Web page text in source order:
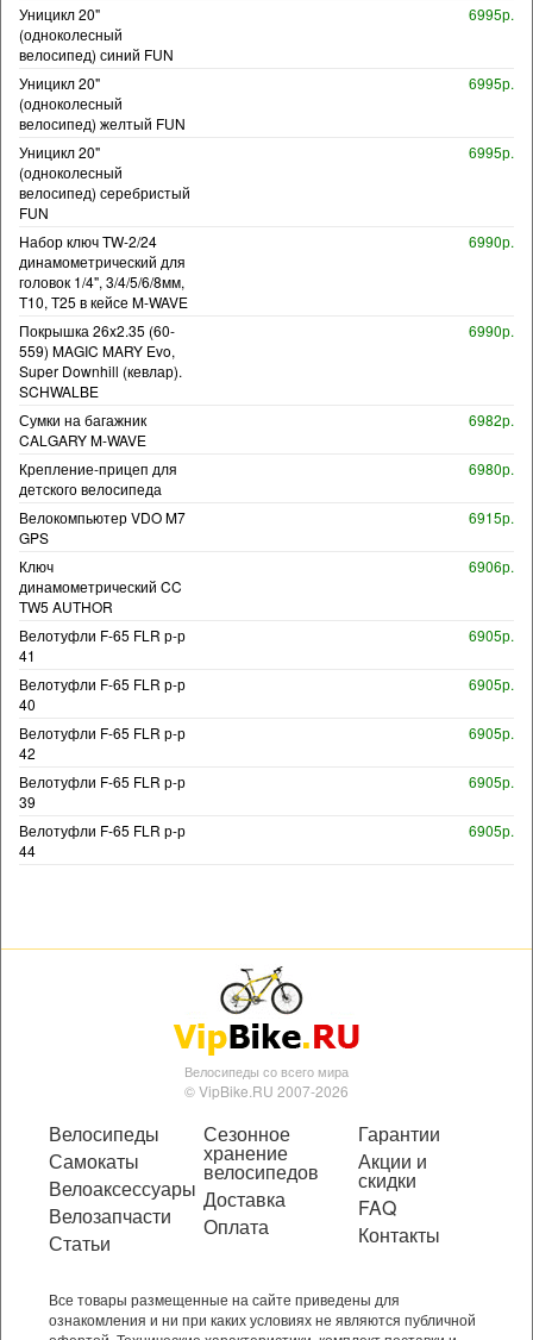
Уницикл 20"
(одноколесный
велосипед) синий FUN
6995р.
Уницикл 20"
(одноколесный
велосипед) желтый FUN
6995р.
Уницикл 20"
(одноколесный
велосипед) серебристый
FUN
6995р.
Набор ключ TW-2/24
динамометрический для
головок 1/4", 3/4/5/6/8мм,
T10, T25 в кейсе M-WAVE
6990р.
Покрышка 26x2.35 (60-
559) MAGIC MARY Evo,
Super Downhill (кевлар).
SCHWALBE
6990р.
Сумки на багажник
CALGARY M-WAVE
6982р.
Крепление-прицеп для
детского велосипеда
6980р.
Велокомпьютер VDO M7
GPS
6915р.
Ключ
динамометрический CC
TW5 AUTHOR
6906р.
Велотуфли F-65 FLR р-р
41
6905р.
Велотуфли F-65 FLR р-р
40
6905р.
Велотуфли F-65 FLR р-р
42
6905р.
Велотуфли F-65 FLR р-р
39
6905р.
Велотуфли F-65 FLR р-р
44
6905р.
Велосипеды со всего мира
© VipBike.RU 2007-2026
Велосипеды
Самокаты
Велоаксессуары
Велозапчасти
Статьи
Сезонное
хранение
велосипедов
Доставка
Оплата
Гарантии
Акции и
скидки
FAQ
Контакты
Все товары размещенные на сайте приведены для
ознакомления и ни при каких условиях не являются публичной